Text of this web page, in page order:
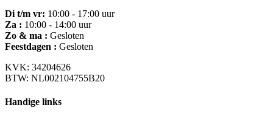
Di t/m vr: 10:00 - 17:00 uur
Za : 10:00 - 14:00 uur
Zo & ma : Gesloten
Feestdagen : Gesloten
KVK: 34204626
BTW: NL002104755B20
Handige links